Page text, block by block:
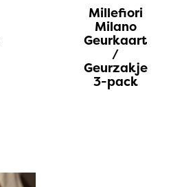
Millefiori
Milano
Geurkaart
/
Geurzakje
3-pack